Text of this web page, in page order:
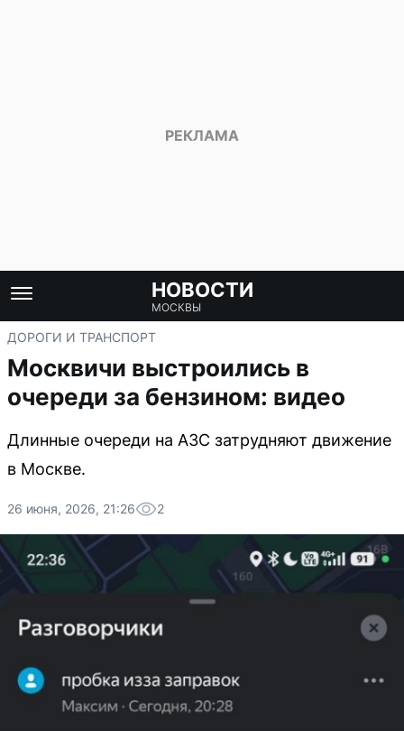
НОВОСТИ
МОСКВЫ
ДОРОГИ И ТРАНСПОРТ
Москвичи выстроились в
очереди за бензином: видео
Длинные очереди на АЗС затрудняют движение
в Москве.
26 июня, 2026, 21:26 2